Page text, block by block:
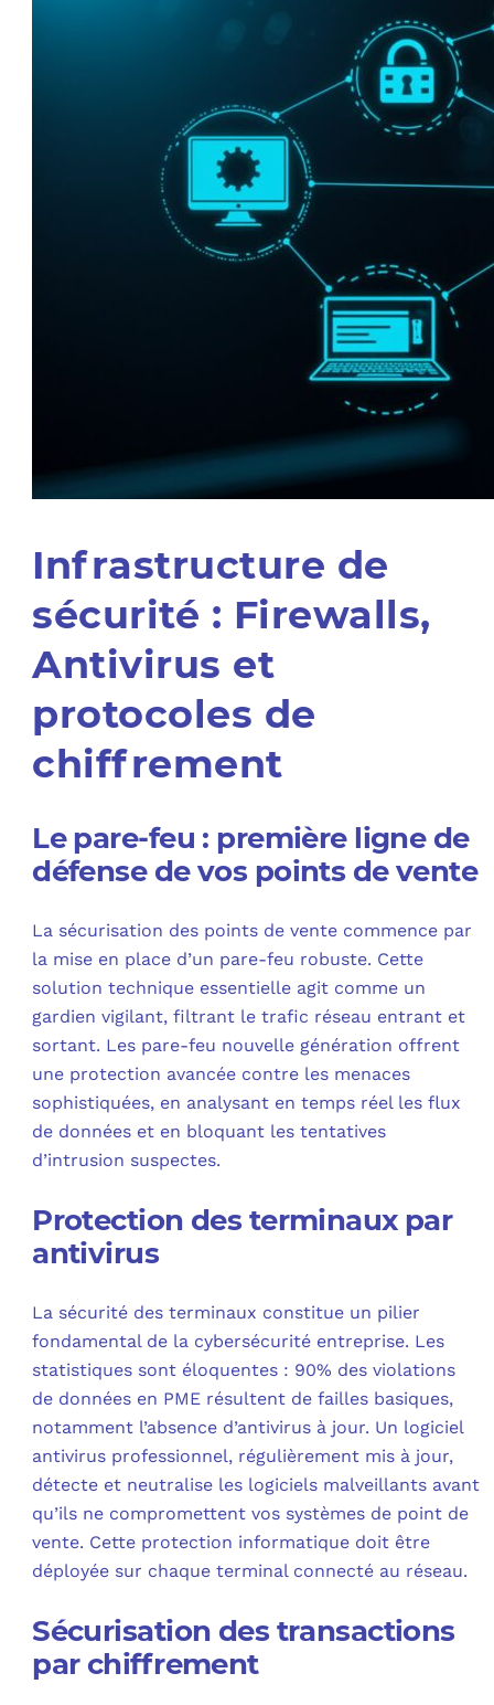
Infrastructure de
sécurité : Firewalls,
Antivirus et
protocoles de
chiffrement
Le pare-feu : première ligne de
défense de vos points de vente
La sécurisation des points de vente commence par
la mise en place d’un pare-feu robuste. Cette
solution technique essentielle agit comme un
gardien vigilant, filtrant le trafic réseau entrant et
sortant. Les pare-feu nouvelle génération offrent
une protection avancée contre les menaces
sophistiquées, en analysant en temps réel les flux
de données et en bloquant les tentatives
d’intrusion suspectes.
Protection des terminaux par
antivirus
La sécurité des terminaux constitue un pilier
fondamental de la cybersécurité entreprise. Les
statistiques sont éloquentes : 90% des violations
de données en PME résultent de failles basiques,
notamment l’absence d’antivirus à jour. Un logiciel
antivirus professionnel, régulièrement mis à jour,
détecte et neutralise les logiciels malveillants avant
qu’ils ne compromettent vos systèmes de point de
vente. Cette protection informatique doit être
déployée sur chaque terminal connecté au réseau.
Sécurisation des transactions
par chiffrement